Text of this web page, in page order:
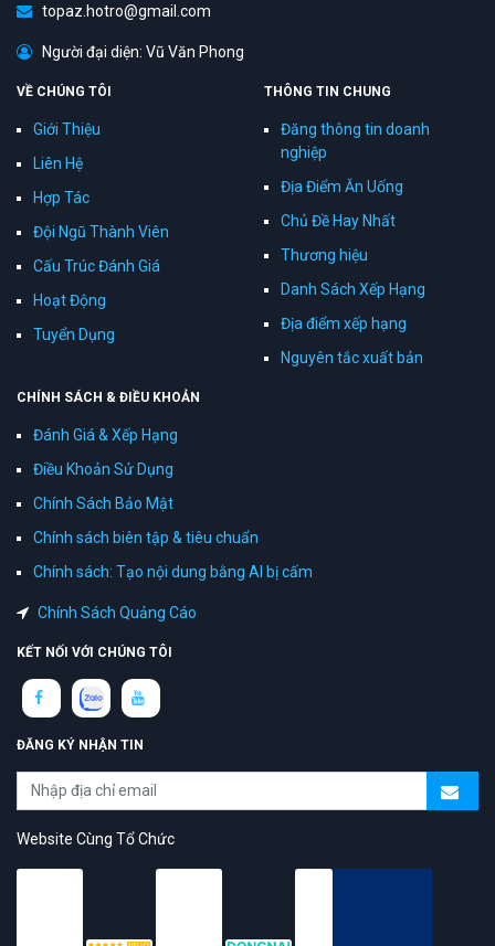
topaz.hotro@gmail.com
Người đại diện: Vũ Văn Phong
VỀ CHÚNG TÔI
Giới Thiệu
Liên Hệ
Hợp Tác
Đội Ngũ Thành Viên
Cấu Trúc Đánh Giá
Hoạt Động
Tuyển Dụng
THÔNG TIN CHUNG
Đăng thông tin doanh
nghiệp
Địa Điểm Ăn Uống
Chủ Đề Hay Nhất
Thương hiệu
Danh Sách Xếp Hạng
Địa điểm xếp hạng
Nguyên tắc xuất bản
CHÍNH SÁCH & ĐIỀU KHOẢN
Đánh Giá & Xếp Hạng
Điều Khoản Sử Dụng
Chính Sách Bảo Mật
Chính sách biên tập & tiêu chuẩn
Chính sách: Tạo nội dung bằng AI bị cấm
Chính Sách Quảng Cáo
KẾT NỐI VỚI CHÚNG TÔI
ĐĂNG KÝ NHẬN TIN
Website Cùng Tổ Chức